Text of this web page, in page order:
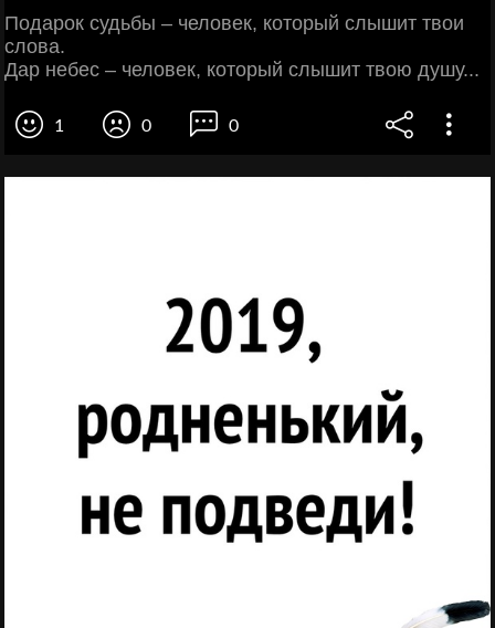
Подарок судьбы – человек, который слышит твои
слова.
Дар небес – человек, который слышит твою душу...
1 0 0